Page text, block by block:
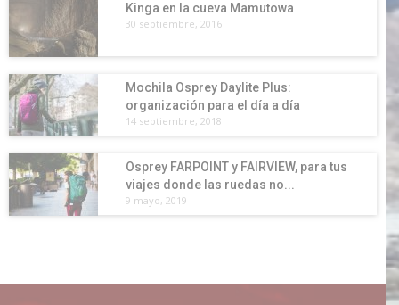
Kinga en la cueva Mamutowa
30 septiembre, 2016
Mochila Osprey Daylite Plus:
organización para el día a día
14 septiembre, 2018
Osprey FARPOINT y FAIRVIEW, para tus
viajes donde las ruedas no...
9 mayo, 2019